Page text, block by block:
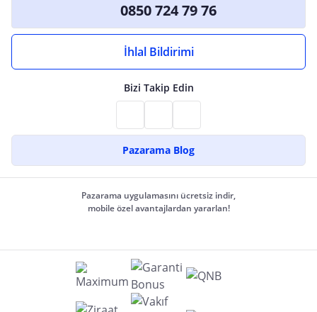
0850 724 79 76
İhlal Bildirimi
Bizi Takip Edin
Pazarama Blog
Pazarama uygulamasını ücretsiz indir,
mobile özel avantajlardan yararlan!